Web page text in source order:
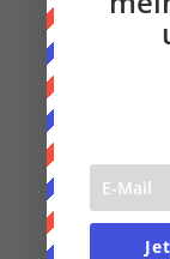
September
August 2018
Juli 2018
Juni 2018
März 2018
Dezember